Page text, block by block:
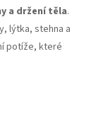
a držení těla.
lýtka, stehna a
potíže, které